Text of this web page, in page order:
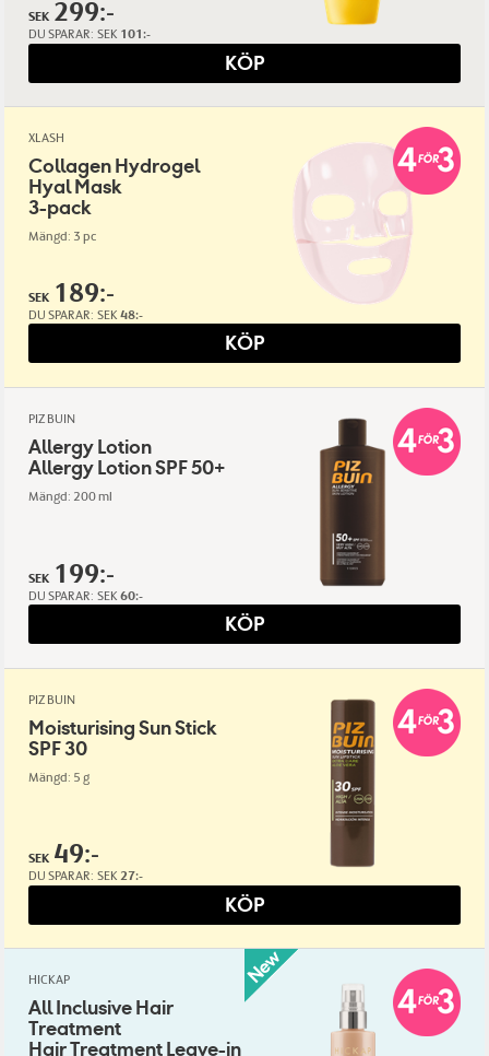
SEK 299:-
DU SPARAR: SEK 101:-
KÖP
XLASH
Collagen Hydrogel
Hyal Mask
3-pack
Mängd: 3 pc
SEK 189:-
DU SPARAR: SEK 48:-
KÖP
PIZ BUIN
Allergy Lotion
Allergy Lotion SPF 50+
Mängd: 200 ml
SEK 199:-
DU SPARAR: SEK 60:-
KÖP
PIZ BUIN
Moisturising Sun Stick
SPF 30
Mängd: 5 g
SEK 49:-
DU SPARAR: SEK 27:-
KÖP
HICKAP
All Inclusive Hair
Treatment
Hair Treatment Leave-in